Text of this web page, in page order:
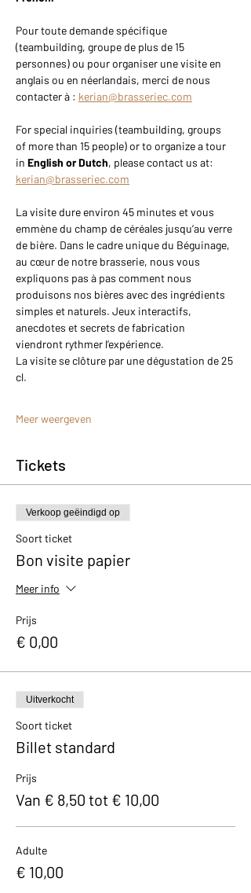
Pour toute demande spécifique
(teambuilding, groupe de plus de 15
personnes) ou pour organiser une visite en
anglais ou en néerlandais, merci de nous
contacter à : kerian@brasseriec.com
For special inquiries (teambuilding, groups
of more than 15 people) or to organize a tour
in English or Dutch, please contact us at:
kerian@brasseriec.com
La visite dure environ 45 minutes et vous
emmène du champ de céréales jusqu’au verre
de bière. Dans le cadre unique du Béguinage,
au cœur de notre brasserie, nous vous
expliquons pas à pas comment nous
produisons nos bières avec des ingrédients
simples et naturels. Jeux interactifs,
anecdotes et secrets de fabrication
viendront rythmer l’expérience.
La visite se clôture par une dégustation de 25
cl.
Meer weergeven
Tickets
Verkoop geëindigd op
Soort ticket
Bon visite papier
Meer info
Prijs
€ 0,00
Uitverkocht
Soort ticket
Billet standard
Prijs
Van € 8,50 tot € 10,00
Adulte
€ 10,00